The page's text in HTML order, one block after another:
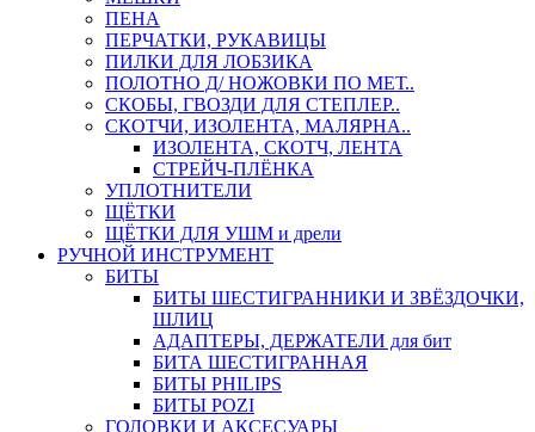
ПЕНА
ПЕРЧАТКИ, РУКАВИЦЫ
ПИЛКИ ДЛЯ ЛОБЗИКА
ПОЛОТНО Д/ НОЖОВКИ ПО МЕТ..
СКОБЫ, ГВОЗДИ ДЛЯ СТЕПЛЕР..
СКОТЧИ, ИЗОЛЕНТА, МАЛЯРНА..
ИЗОЛЕНТА, СКОТЧ, ЛЕНТА
СТРЕЙЧ-ПЛЁНКА
УПЛОТНИТЕЛИ
ЩЁТКИ
ЩЁТКИ ДЛЯ УШМ и дрели
РУЧНОЙ ИНСТРУМЕНТ
БИТЫ
БИТЫ ШЕСТИГРАННИКИ И ЗВЁЗДОЧКИ,
ШЛИЦ
АДАПТЕРЫ, ДЕРЖАТЕЛИ для бит
БИТА ШЕСТИГРАННАЯ
БИТЫ PHILIPS
БИТЫ POZI
ГОЛОВКИ И АКСЕСУАРЫ